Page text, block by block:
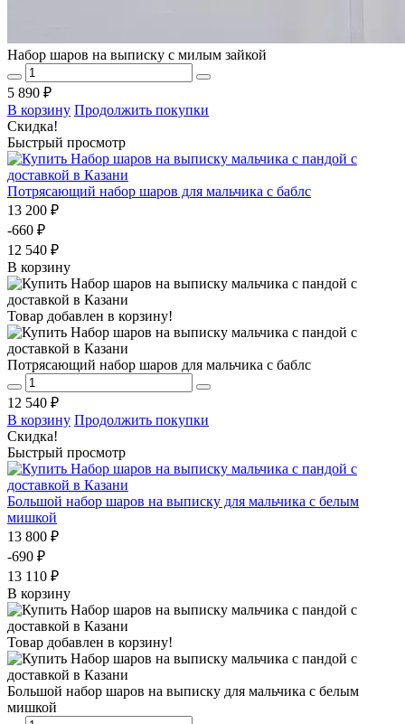
Набор шаров на выписку с милым зайкой
5 890 ₽
В корзину Продолжить покупки
Скидка!
Быстрый просмотр
Потрясающий набор шаров для мальчика с баблс
13 200 ₽
-660 ₽
12 540 ₽
В корзину
Товар добавлен в корзину!
Потрясающий набор шаров для мальчика с баблс
12 540 ₽
В корзину Продолжить покупки
Скидка!
Быстрый просмотр
Большой набор шаров на выписку для мальчика с белым
мишкой
13 800 ₽
-690 ₽
13 110 ₽
В корзину
Товар добавлен в корзину!
Большой набор шаров на выписку для мальчика с белым
мишкой